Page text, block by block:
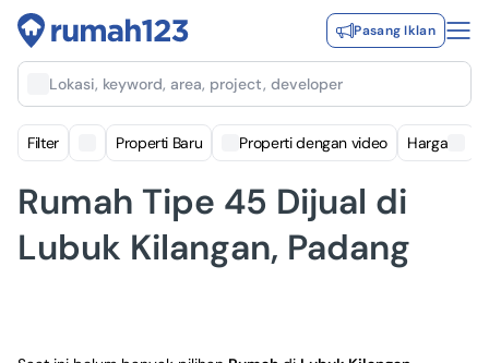
Pasang Iklan
Lokasi, keyword, area, project, developer
Filter Properti Baru Properti dengan video Harga
Rumah Tipe 45 Dijual di
Lubuk Kilangan, Padang